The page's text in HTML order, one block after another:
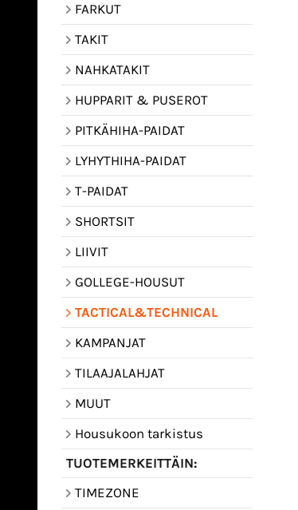
FARKUT
TAKIT
NAHKATAKIT
HUPPARIT & PUSEROT
PITKÄHIHA-PAIDAT
LYHYTHIHA-PAIDAT
T-PAIDAT
SHORTSIT
LIIVIT
GOLLEGE-HOUSUT
TACTICAL&TECHNICAL
KAMPANJAT
TILAAJALAHJAT
MUUT
Housukoon tarkistus
TUOTEMERKEITTÄIN:
TIMEZONE